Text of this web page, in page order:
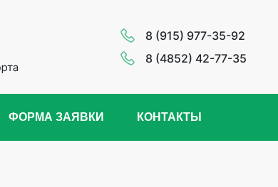
8 (915) 977-35-92
8 (4852) 42-77-35
ФОРМА ЗАЯВКИ КОНТАКТЫ